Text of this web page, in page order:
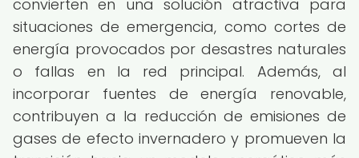
convierten en una solución atractiva para
situaciones de emergencia, como cortes de
energía provocados por desastres naturales
o fallas en la red principal. Además, al
incorporar fuentes de energía renovable,
contribuyen a la reducción de emisiones de
gases de efecto invernadero y promueven la